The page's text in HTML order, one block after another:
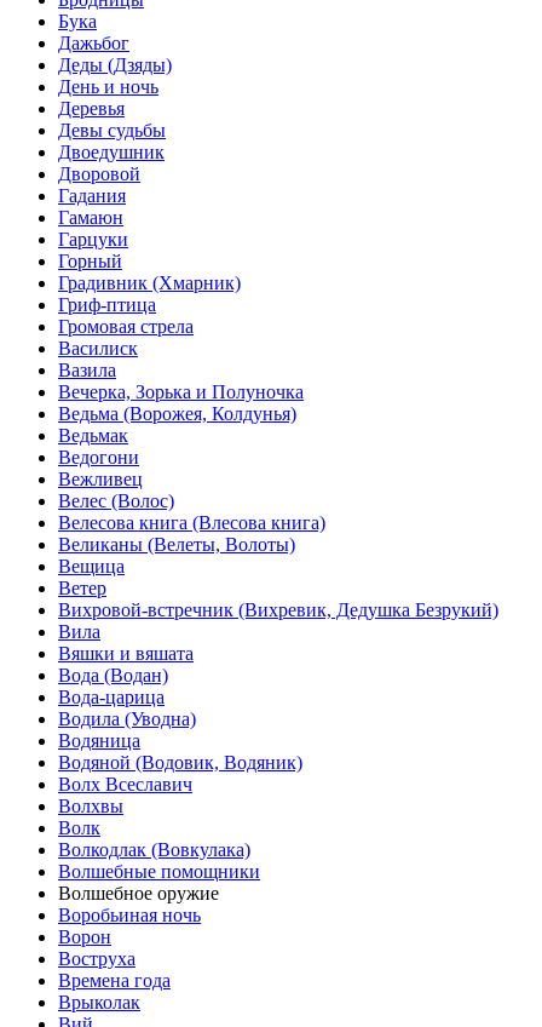
Бука
Дажьбог
Деды (Дзяды)
День и ночь
Деревья
Девы судьбы
Двоедушник
Дворовой
Гадания
Гамаюн
Гарцуки
Горный
Градивник (Хмарник)
Гриф-птица
Громовая стрела
Василиск
Вазила
Вечерка, Зорька и Полуночка
Ведьма (Ворожея, Колдунья)
Ведьмак
Ведогони
Вежливец
Велес (Волос)
Велесова книга (Влесова книга)
Великаны (Велеты, Волоты)
Вещица
Ветер
Вихровой-встречник (Вихревик, Дедушка Безрукий)
Вила
Вяшки и вяшата
Вода (Водан)
Вода-царица
Водила (Уводна)
Водяница
Водяной (Водовик, Водяник)
Волх Всеславич
Волхвы
Волк
Волкодлак (Вовкулака)
Волшебные помощники
Волшебное оружие
Воробьиная ночь
Ворон
Воструха
Времена года
Врыколак